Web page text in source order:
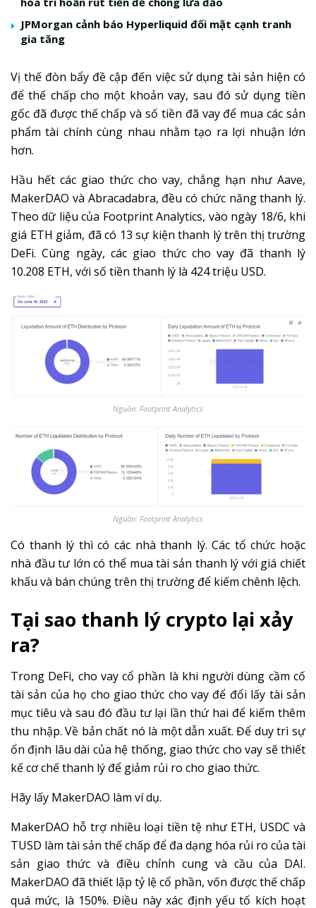
JPMorgan cảnh báo Hyperliquid đối mặt cạnh tranh
gia tăng
Vị thế đòn bẩy đề cập đến việc sử dụng tài sản hiện có
để thế chấp cho một khoản vay, sau đó sử dụng tiền
gốc đã được thế chấp và số tiền đã vay để mua các sản
phẩm tài chính cùng nhau nhằm tạo ra lợi nhuận lớn
hơn.
Hầu hết các giao thức cho vay, chẳng hạn như Aave,
MakerDAO và Abracadabra, đều có chức năng thanh lý.
Theo dữ liệu của Footprint Analytics, vào ngày 18/6, khi
giá ETH giảm, đã có 13 sự kiện thanh lý trên thị trường
DeFi. Cùng ngày, các giao thức cho vay đã thanh lý
10.208 ETH, với số tiền thanh lý là 424 triệu USD.
Nguồn: Footprint Analytics
Nguồn: Footprint Analytics
Có thanh lý thì có các nhà thanh lý. Các tổ chức hoặc
nhà đầu tư lớn có thể mua tài sản thanh lý với giá chiết
khấu và bán chúng trên thị trường để kiếm chênh lệch.
Tại sao thanh lý crypto lại xảy
ra?
Trong DeFi, cho vay cổ phần là khi người dùng cầm cố
tài sản của họ cho giao thức cho vay để đổi lấy tài sản
mục tiêu và sau đó đầu tư lại lần thứ hai để kiếm thêm
thu nhập. Về bản chất nó là một dẫn xuất. Để duy trì sự
ổn định lâu dài của hệ thống, giao thức cho vay sẽ thiết
kế cơ chế thanh lý để giảm rủi ro cho giao thức.
Hãy lấy MakerDAO làm ví dụ.
MakerDAO hỗ trợ nhiều loại tiền tệ như ETH, USDC và
TUSD làm tài sản thế chấp để đa dạng hóa rủi ro của tài
sản giao thức và điều chỉnh cung và cầu của DAI.
MakerDAO đã thiết lập tỷ lệ cổ phần, vốn được thế chấp
quá mức, là 150%. Điều này xác định yếu tố kích hoạt